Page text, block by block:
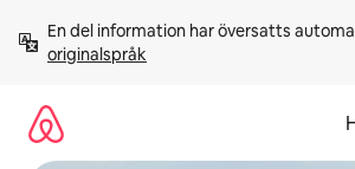
innehåll
En del information har översatts
originalspråk